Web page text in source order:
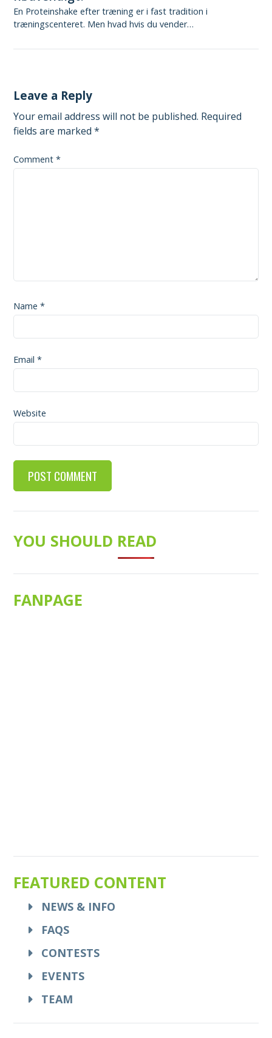
En Proteinshake efter træning er i fast tradition i
træningscenteret. Men hvad hvis du vender…
Leave a Reply
Your email address will not be published. Required
fields are marked*
Comment*
Name*
Email*
Website
YOU SHOULD READ
FANPAGE
FEATURED CONTENT
NEWS & INFO
FAQS
CONTESTS
EVENTS
TEAM